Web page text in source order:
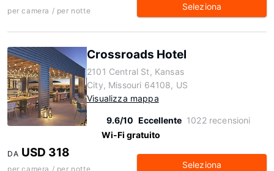
per camera / per notte Seleziona
Crossroads Hotel
2101 Central St, Kansas
City, Missouri 64108, US
Visualizza mappa
9.6/10 Eccellente 1022 recensioni
Wi-Fi gratuito
DA USD 318
per camera / per notte Seleziona